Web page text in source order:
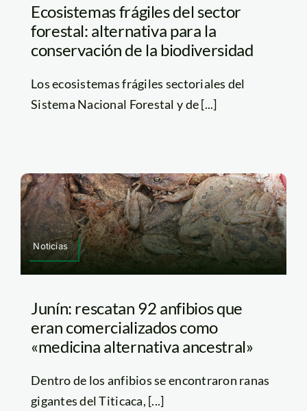
Ecosistemas frágiles del sector
forestal: alternativa para la
conservación de la biodiversidad
Los ecosistemas frágiles sectoriales del
Sistema Nacional Forestal y de [...]
Noticias
Junín: rescatan 92 anfibios que
eran comercializados como
«medicina alternativa ancestral»
Dentro de los anfibios se encontraron ranas
gigantes del Titicaca, [...]